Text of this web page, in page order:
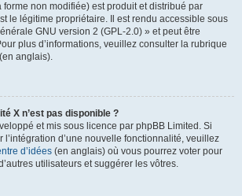
non modifiée) est produit et distribué par
le légitime propriétaire. Il est rendu accessible sous
GNU version 2 (GPL-2.0) » et peut être
plus d’informations, veuillez consulter la rubrique
anglais).
X n’est pas disponible ?
et mis sous licence par phpBB Limited. Si
l’intégration d’une nouvelle fonctionnalité, veuillez
d’idées (en anglais) où vous pourrez voter pour
utilisateurs et suggérer les vôtres.